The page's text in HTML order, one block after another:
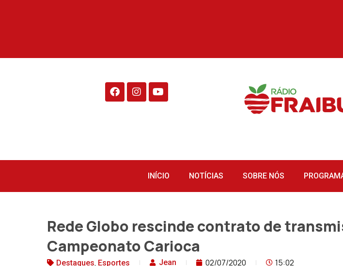
INÍCIO NOTÍCIAS SOBRE NÓS
Rede Globo rescinde contrato de
Campeonato Carioca
Destaques, Esportes Jean 02/07/2020 15:02